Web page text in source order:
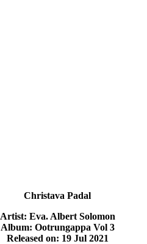
Christava Padal
Artist: Eva. Albert Solomon
Album: Ootrungappa Vol 3
Released on: 19 Jul 2021